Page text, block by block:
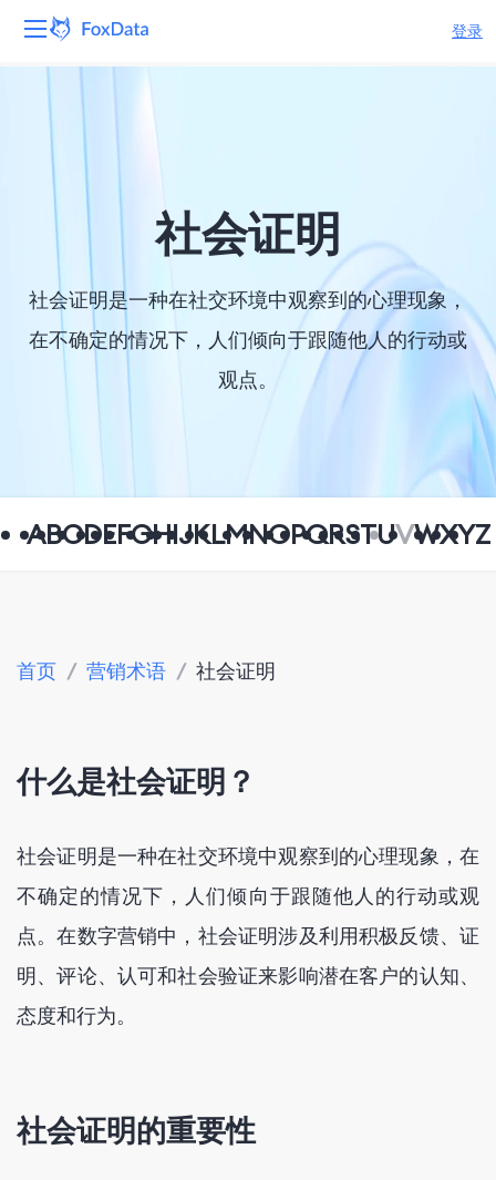
登录
解决方案 社会证明
社会证明是一种在社交环境中观察到的心理现象，
在不确定的情况下，人们倾向于跟随他人的行动或
观点。
ABCDEFGHIJKLMNOPQRSTUVWXYZ
首页 / 营销术语 / 社会证明
什么是社会证明？
社会证明是一种在社交环境中观察到的心理现象，在
不确定的情况下，人们倾向于跟随他人的行动或观
点。在数字营销中，社会证明涉及利用积极反馈、证
明、评论、认可和社会验证来影响潜在客户的认知、
态度和行为。
社会证明的重要性